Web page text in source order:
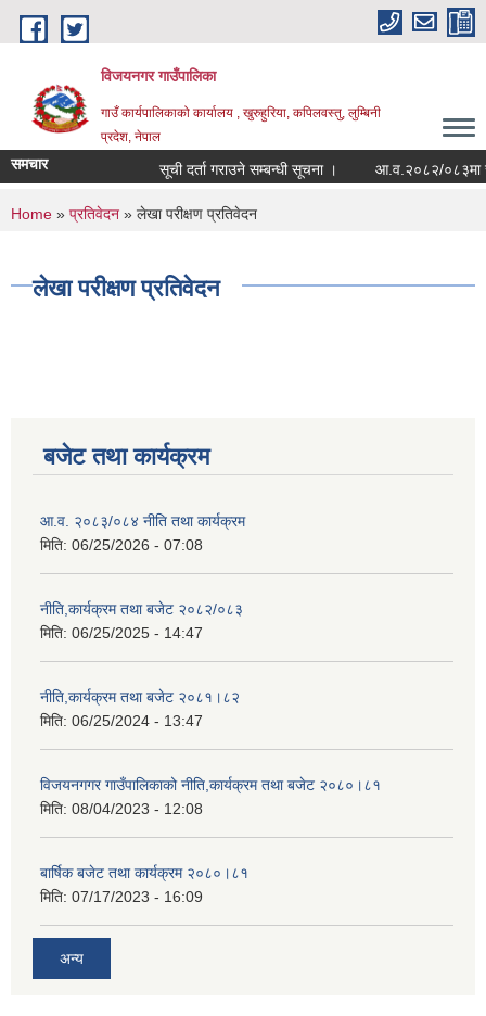
Skip to main content
विजयनगर गाउँपालिका
गाउँ कार्यपालिकाको कार्यालय , खुरुहुरिया, कपिलवस्तु, लुम्बिनी
प्रदेश, नेपाल
समचार सूची दर्ता गराउने सम्बन्धी सूचना । आ.व.२०८२/०८३मा
You are here
Home » प्रतिवेदन » लेखा परीक्षण प्रतिवेदन
लेखा परीक्षण प्रतिवेदन
बजेट तथा कार्यक्रम
आ.व. २०८३/०८४ नीति तथा कार्यक्रम
मिति: 06/25/2026 - 07:08
नीति,कार्यक्रम तथा बजेट २०८२/०८३
मिति: 06/25/2025 - 14:47
नीति,कार्यक्रम तथा बजेट २०८१।८२
मिति: 06/25/2024 - 13:47
विजयनगगर गाउँपालिकाको नीति,कार्यक्रम तथा बजेट २०८०।८१
मिति: 08/04/2023 - 12:08
बार्षिक बजेट तथा कार्यक्रम २०८०।८१
मिति: 07/17/2023 - 16:09
अन्य